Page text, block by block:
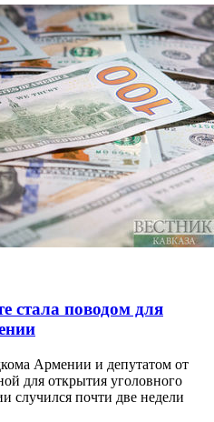
стала поводом для
Армении и депутатом от
для открытия уголовного
случился почти две недели